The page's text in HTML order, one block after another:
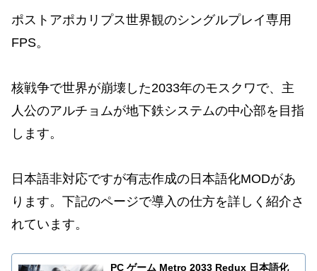
ポストアポカリプス世界観のシングルプレイ専用
FPS。
核戦争で世界が崩壊した2033年のモスクワで、主
人公のアルチョムが地下鉄システムの中心部を目指
します。
日本語非対応ですが有志作成の日本語化MODがあ
ります。下記のページで導入の仕方を詳しく紹介さ
れています。
PC ゲーム Metro 2033 Redux 日本語化